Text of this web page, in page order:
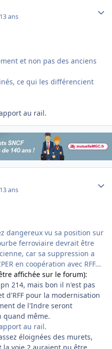
13 ans
et non pas des anciens
ce qui les différencient
au rail.
13 ans
dangereux vu sa position sur
ferroviaire devrait être
car sa suppression a
en coopération avec RFF...
affichée sur le forum):
214, mais bon il n'est pas
d'RFF pour la modernisation
de l'Indre seront
quand même.
au rail.
éloignées des murets,